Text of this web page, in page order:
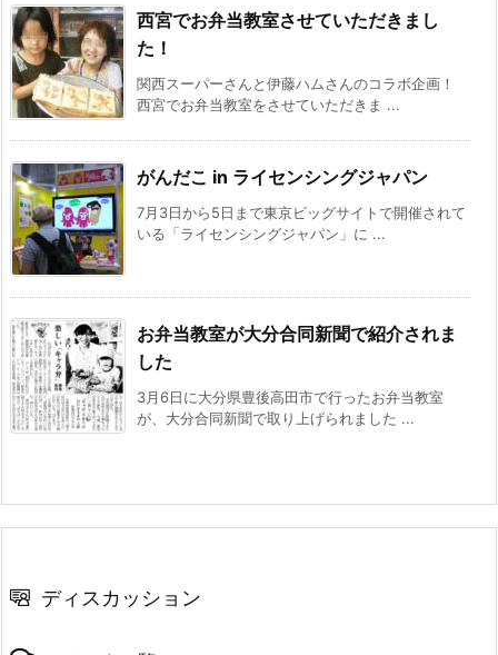
西宮でお弁当教室させていただきまし
た！
関西スーパーさんと伊藤ハムさんのコラボ企画！
西宮でお弁当教室をさせていただきま ...
がんだこ in ライセンシングジャパン
7月3日から5日まで東京ビッグサイトで開催されて
いる「ライセンシングジャパン」に ...
お弁当教室が大分合同新聞で紹介されま
した
3月6日に大分県豊後高田市で行ったお弁当教室
が、大分合同新聞で取り上げられました ...
ディスカッション